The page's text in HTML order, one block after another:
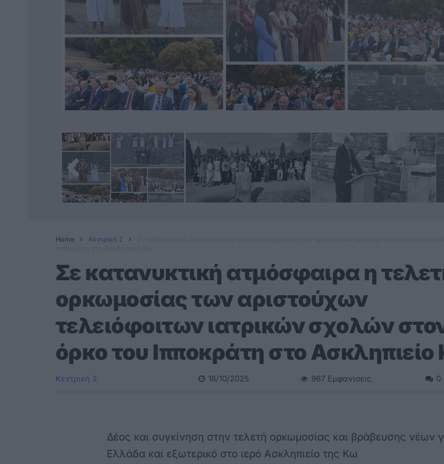
Home Κεντρική 2
Σε κατανυκτική ατμόσφαιρα η
ορκωμοσίας των αριστούχων
τελειόφοιτων ιατρικών σχολών
όρκο του Ιπποκράτη στο
Κεντρική 2 18/10/2025 967 Εμφανίσεις 0
Δέος και συγκίνηση στην τελετή ορκωμοσίας και βράβευσης νέων
Ελλάδα και εξωτερικό στο ιερό Ασκληπιείο της Κω